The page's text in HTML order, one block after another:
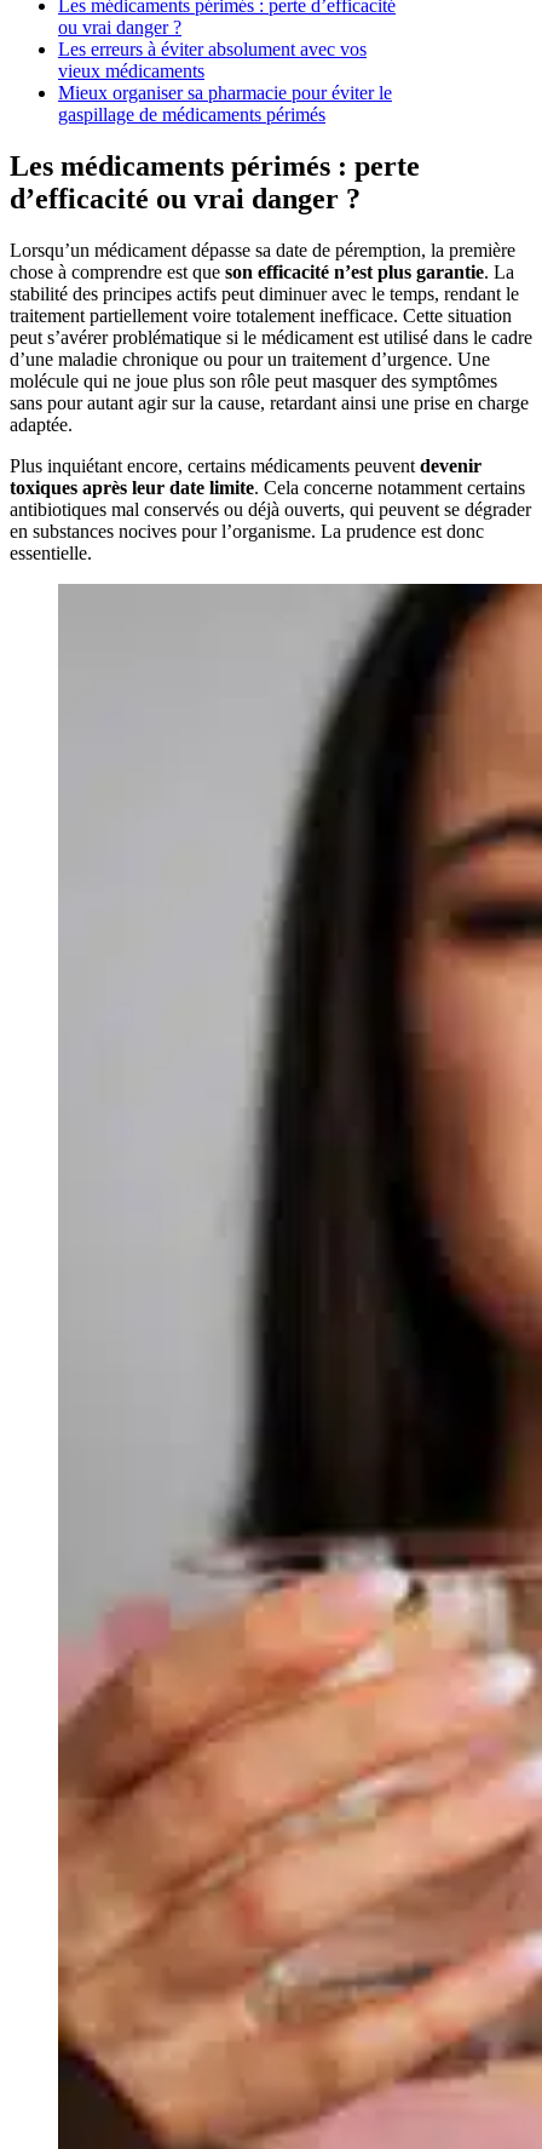
Les médicaments périmés : perte d’efficacité
ou vrai danger ?
Les erreurs à éviter absolument avec vos
vieux médicaments
Mieux organiser sa pharmacie pour éviter le
gaspillage de médicaments périmés
Les médicaments périmés : perte
d’efficacité ou vrai danger ?
Lorsqu’un médicament dépasse sa date de péremption, la première
chose à comprendre est que son efficacité n’est plus garantie. La
stabilité des principes actifs peut diminuer avec le temps, rendant le
traitement partiellement voire totalement inefficace. Cette situation
peut s’avérer problématique si le médicament est utilisé dans le cadre
d’une maladie chronique ou pour un traitement d’urgence. Une
molécule qui ne joue plus son rôle peut masquer des symptômes
sans pour autant agir sur la cause, retardant ainsi une prise en charge
adaptée.
Plus inquiétant encore, certains médicaments peuvent devenir
toxiques après leur date limite. Cela concerne notamment certains
antibiotiques mal conservés ou déjà ouverts, qui peuvent se dégrader
en substances nocives pour l’organisme. La prudence est donc
essentielle.